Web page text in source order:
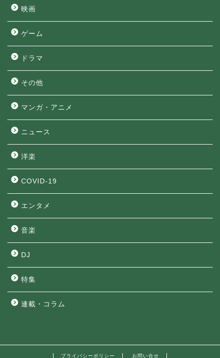
映画
ゲーム
ドラマ
その他
マンガ・アニメ
ニュース
洋楽
COVID-19
エンタメ
音楽
DJ
特集
連載・コラム
プライバシーポリシー お問い合せ